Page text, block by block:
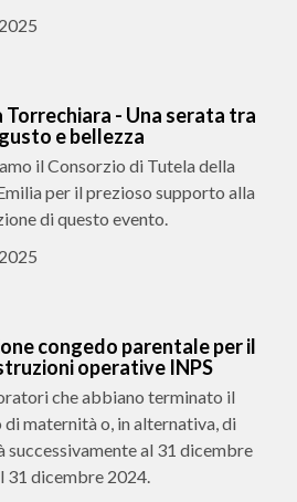
Torrechiara - Una serata tra
e bellezza
il Consorzio di Tutela della
per il prezioso supporto alla
di questo evento.
congedo parentale per il
operative INPS
che abbiano terminato il
di maternità o, in alternativa, di
successivamente al 31 dicembre
31 dicembre 2024.